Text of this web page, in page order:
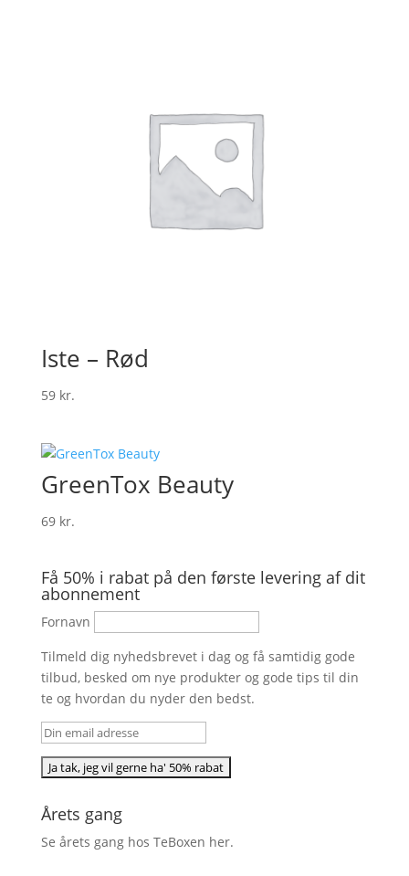
Iste – Rød
59 kr.
GreenTox Beauty
69 kr.
Få 50% i rabat på den første levering af dit
abonnement
Fornavn
Tilmeld dig nyhedsbrevet i dag og få samtidig gode
tilbud, besked om nye produkter og gode tips til din
te og hvordan du nyder den bedst.
Årets gang
Se årets gang hos TeBoxen her.